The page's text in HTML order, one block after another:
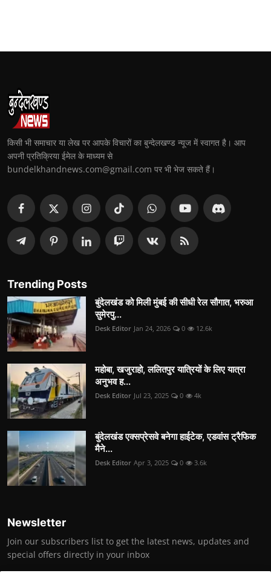
किसी भी समाचार या लेख पर आपके विचारों का बुन्देलखण्ड न्यूज में स्वागत है। आप
अपनी प्रतिक्रिया ईमेल के माध्यम से
bundelkhandnews.com@gmail.com पर भी भेज सकते हैं।
Trending Posts
बुंदेलखंड को मिली मुंबई की सीधी रेल सौगात, भरुआ
सुमेरपु...
Desk Editor Jan 24, 2026 0 12.6k
महोबा, खजुराहो, ललितपुर यात्रियों के लिए यात्रा
अनुभव ह...
Desk Editor Jul 23, 2025 0 4k
बुंदेलखंड एक्सप्रेसवे बनेगा हाईटेक, एडवांस ट्रैफिक
मैने...
Desk Editor Apr 3, 2025 0 3.6k
Newsletter
Join our subscribers list to get the latest news, updates and
special offers directly in your inbox